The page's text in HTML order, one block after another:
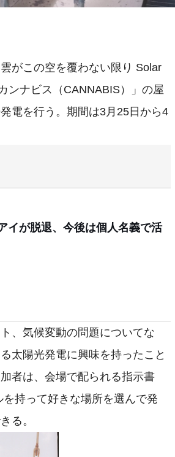
がこの空を覆わない限り Solar
ンナビス（CANNABIS）」の屋
電を行う。期間は3月25日から4
イが脱退、今後は個人名義で活
、気候変動の問題についてな
太陽光発電に興味を持ったこと
者は、会場で配られる指示書
持って好きな場所を選んで発
る。